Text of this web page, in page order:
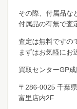
その際、付属品な
付属品の有無で査
査定は無料ですの
まずはお気軽にお
買取センターGP
〒286-0025 千葉
富里店内2F